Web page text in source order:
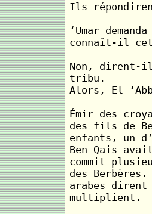
Ils
‘Umar
connaît-il
Non, dirent-
tribu.
Alors, El
Émir des
des fils de
enfants, un
Ben Qais
commit
des
arabes
multiplient.